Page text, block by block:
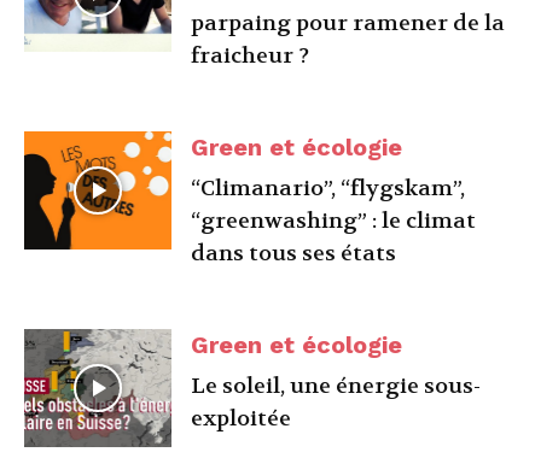
parpaing pour ramener de la
fraicheur ?
Green et écologie
“Climanario”, “flygskam”,
“greenwashing” : le climat
dans tous ses états
Green et écologie
Le soleil, une énergie sous-
exploitée